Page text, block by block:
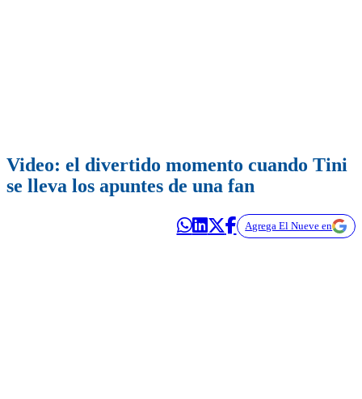
Video: el divertido momento cuando Tini
se lleva los apuntes de una fan
Agrega El Nueve en